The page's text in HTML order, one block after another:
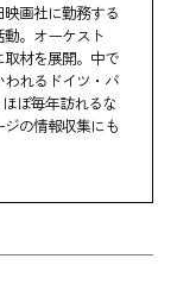
画社に勤務する
。オーケスト
材を展開。中で
れるドイツ・バ
ぼ毎年訪れるな
の情報収集にも